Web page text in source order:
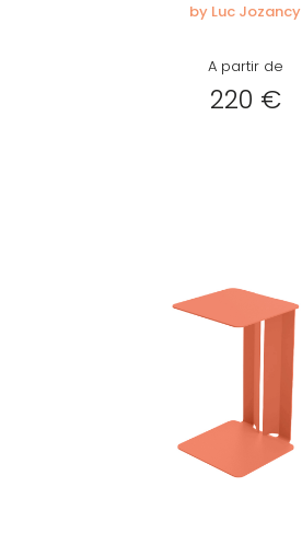
by Luc Jozancy
A partir de
220 €